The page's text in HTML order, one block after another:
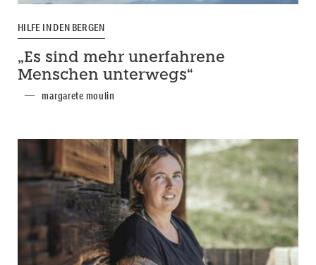
HILFE IN DEN BERGEN
„Es sind mehr unerfahrene
Menschen unterwegs“
margarete moulin